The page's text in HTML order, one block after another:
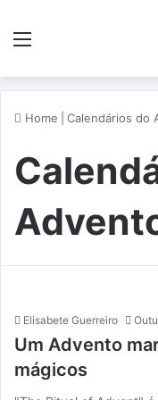
Home Calendários do
Elisabete Guerreiro
Um Advento
mágicos